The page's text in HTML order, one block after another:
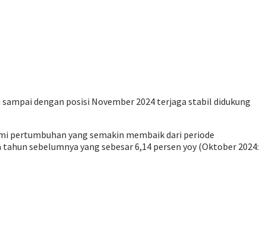
dengan posisi November 2024 terjaga stabil didukung
pertumbuhan yang semakin membaik dari periode
sebelumnya yang sebesar 6,14 persen yoy (Oktober 2024: